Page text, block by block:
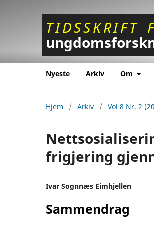
TIDSSKRIFT
Nyeste Arkiv Om
Hjem / Arkiv / Vol 8 Nr. 2
frigjering
Ivar Sognnæs Eimhjellen
Sammendrag